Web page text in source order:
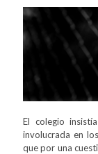
El colegio
involucrada en
que por una